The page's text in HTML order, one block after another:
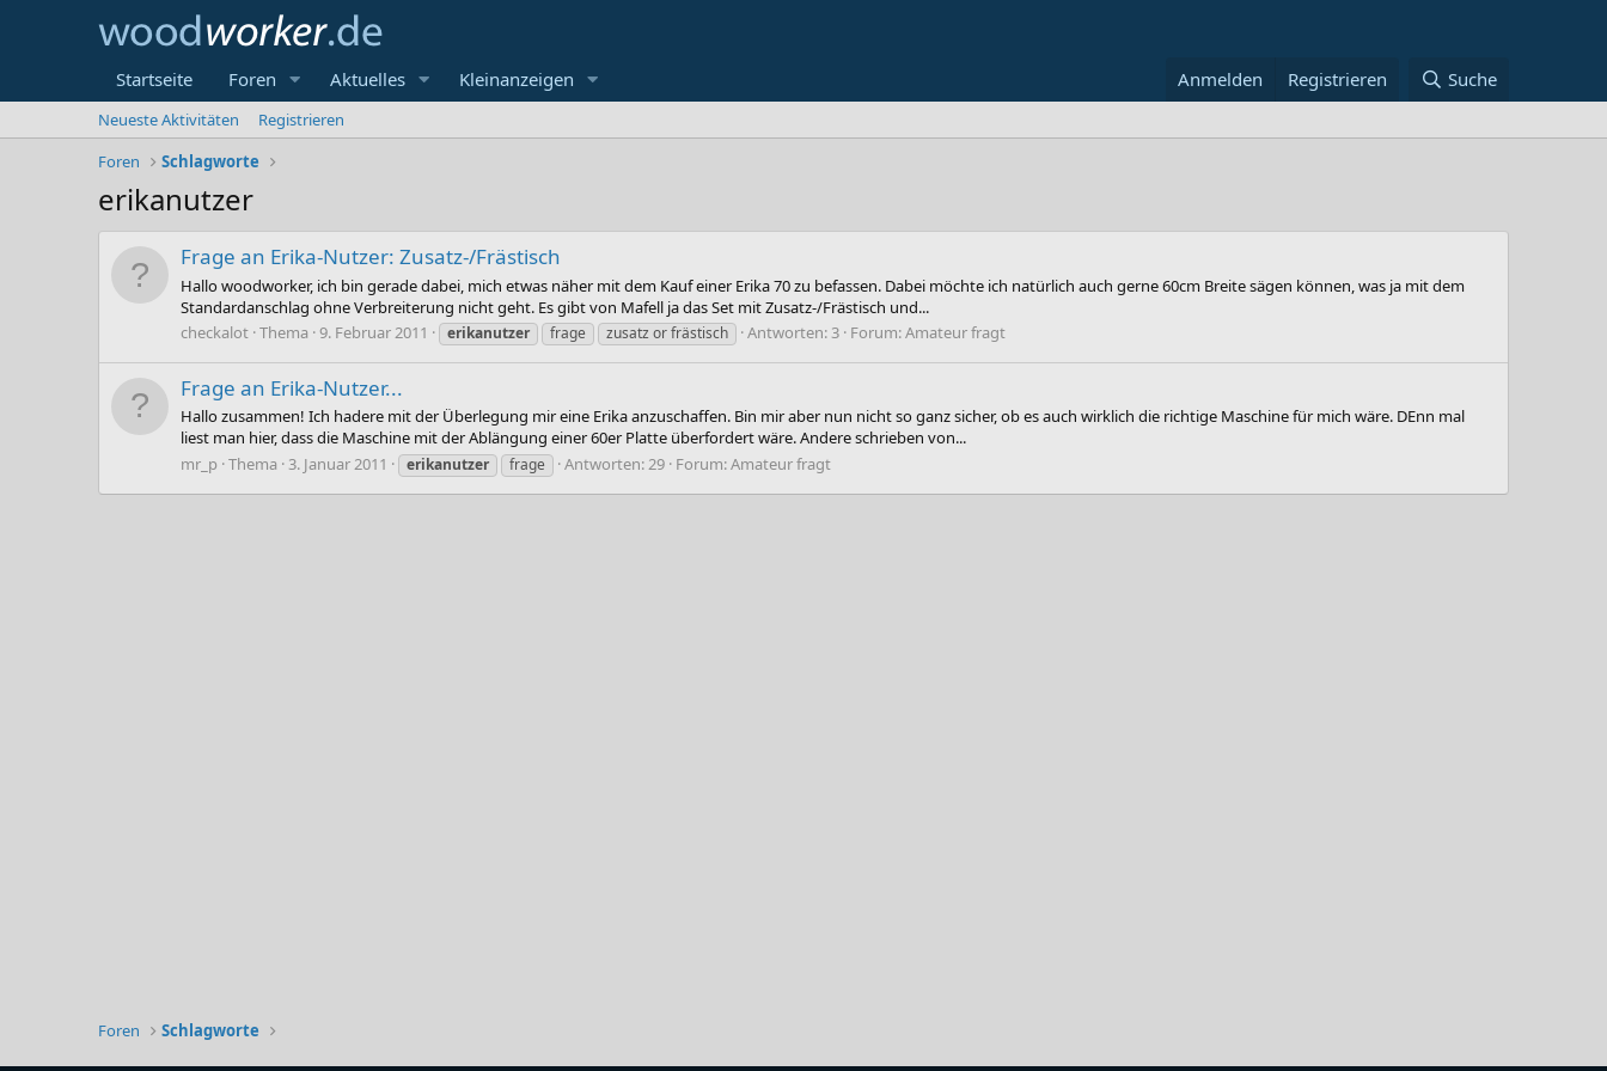
Startseite Foren Aktuelles Kleinanzeigen Anmelden Registrieren Suche
Neueste Aktivitäten
Registrieren
Foren
Schlagworte
erikanutzer
Frage an Erika-Nutzer: Zusatz-/Frästisch
Hallo woodworker, ich bin gerade dabei, mich etwas näher mit dem Kauf einer Erika 70 zu befassen. Dabei möchte ich natürlich auch gerne 60cm Breite sägen können, was ja mit dem
Standardanschlag ohne Verbreiterung nicht geht. Es gibt von Mafell ja das Set mit Zusatz-/Frästisch und...
checkalot Thema 9. Februar 2011 erikanutzer frage zusatz or frästisch Antworten: 3 Forum:Amateur fragt
Frage an Erika-Nutzer...
Hallo zusammen! Ich hadere mit der Überlegung mir eine Erika anzuschaffen. Bin mir aber nun nicht so ganz sicher, ob es auch wirklich die richtige Maschine für mich wäre. DEnn mal
liest man hier, dass die Maschine mit der Ablängung einer 60er Platte überfordert wäre. Andere schrieben von...
mr_p Thema 3. Januar 2011 erikanutzer frage Antworten: 29 Forum:Amateur fragt
Foren Schlagworte